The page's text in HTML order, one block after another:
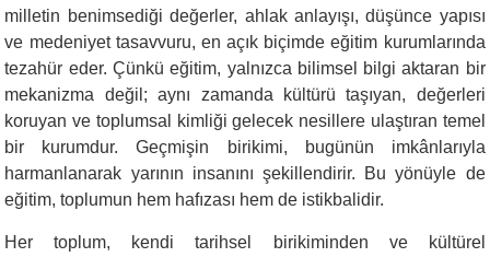
milletin benimsediği değerler, ahlak anlayışı, düşünce yapısı
ve medeniyet tasavvuru, en açık biçimde eğitim kurumlarında
tezahür eder. Çünkü eğitim, yalnızca bilimsel bilgi aktaran bir
mekanizma değil; aynı zamanda kültürü taşıyan, değerleri
koruyan ve toplumsal kimliği gelecek nesillere ulaştıran temel
bir kurumdur. Geçmişin birikimi, bugünün imkânlarıyla
harmanlanarak yarının insanını şekillendirir. Bu yönüyle de
eğitim, toplumun hem hafızası hem de istikbalidir.
Her toplum, kendi tarihsel birikiminden ve kültürel